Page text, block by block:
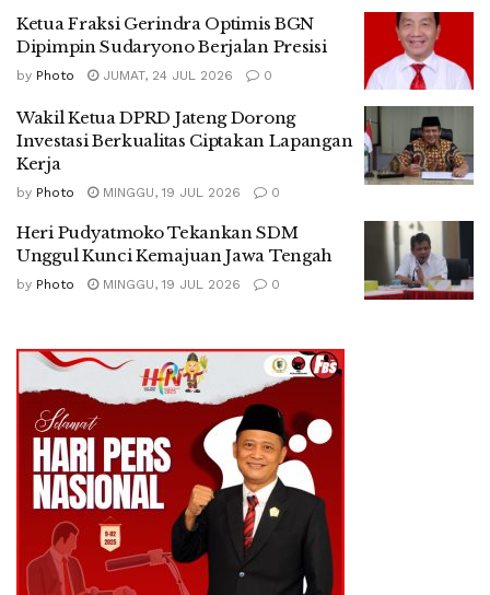
Ketua Fraksi Gerindra Optimis BGN
Dipimpin Sudaryono Berjalan Presisi
by Photo JUMAT, 24 JUL 2026 0
Wakil Ketua DPRD Jateng Dorong
Investasi Berkualitas Ciptakan Lapangan
Kerja
by Photo MINGGU, 19 JUL 2026 0
Heri Pudyatmoko Tekankan SDM
Unggul Kunci Kemajuan Jawa Tengah
by Photo MINGGU, 19 JUL 2026 0